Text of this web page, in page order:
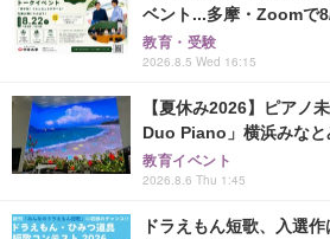
ベント...多摩・Zoomで
教育・受験
2026.8.5 Wed 16:15
【夏休み2026】ピアノ
Duo Piano」横浜みな
教育イベント
2026.8.6 Thu 1:45
ドラえもん短歌、入選